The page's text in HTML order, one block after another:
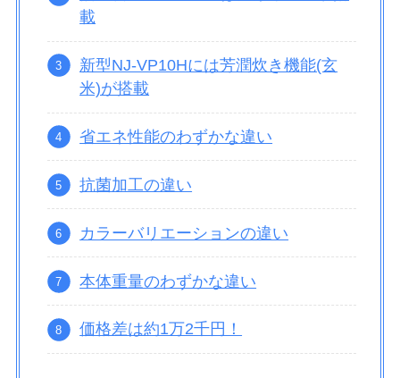
載
新型NJ-VP10Hには芳潤炊き機能(玄
米)が搭載
省エネ性能のわずかな違い
抗菌加工の違い
カラーバリエーションの違い
本体重量のわずかな違い
価格差は約1万2千円！